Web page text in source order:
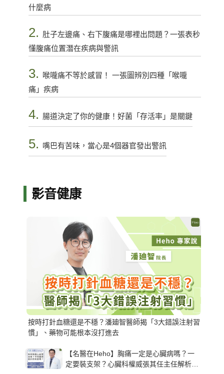
什麼病
2. 肚子左邊痛、右下腹痛是哪裡出問題？一張表秒
懂腹痛位置潛在疾病與警訊
3. 喉嚨痛不等於感冒！ 一張圖辨別四種「喉嚨
痛」疾病
4. 腸道決定了你的健康！好菌「存活率」是關鍵
5. 嘴巴有苦味，當心是4個器官發出警訊
影音健康
按時打針血糖還是不穩？潘廸智醫師揭「3大錯誤注射習
慣」、藥物可能根本沒打進去
【名醫在Heho】胸痛一定是心臟病嗎？一
定要裝支架？心臟科權威張其任主任解析支